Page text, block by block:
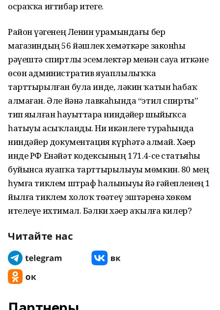
осраҡҡа иғтибар итегеҙ.
Район үҙәгенең Ленин урамындағы бер
магазиндың 56 йәшлек хеҙмәткәре законһыҙ
рәүештә спиртлы эсемлектәр менән сауҙа иткәне
өсөн административ яуаплылыҡҡа
тарттырылған була инде, ләкин ҡатын һабаҡ
алмаған. Әле йәнә лавкаһында “этил спирты”
тип яҙылған һауыттарҙа ниндәйҙер шыйыҡса
һатыуы асыҡланды. Ни икәнлеге тураһында
ниндәйҙер документация күрһәтә алмай. Хәҙер
инде РФ Енәйәт кодексының 171.4-се статьяһы
буйынса яуапҡа тарттырылыуы мөмкин. 80 мең
һумға тиклем штраф һалыныуы йә ғәйепленең 1
йылға тиклем холоҡ төҙәтеү эштәренә хөкөм
ителеүе ихтимал. Бәлки хәҙер аҡылға килер?
Читайте нас